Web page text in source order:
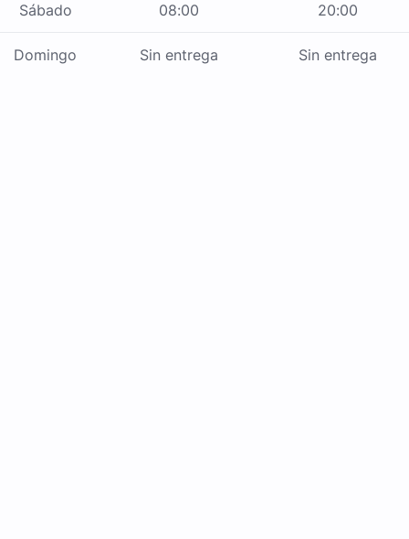
Sábado 08:00 20:00
Domingo Sin entrega Sin entrega